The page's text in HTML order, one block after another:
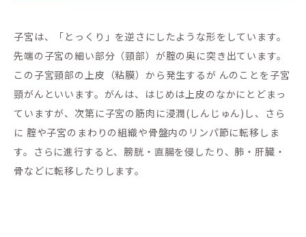
子宮は、「とっくり」を逆さにしたような形をしています。
先端の子宮の細い部分（頸部）が腟の奥に突き出ています。
この子宮頸部の上皮（粘膜）から発生するが んのことを子宮
頸がんといいます。がんは、はじめは上皮のなかにとどまっ
ていますが、次第に子宮の筋肉に浸潤(しんじゅん)し、さら
に 腟や子宮のまわりの組織や骨盤内のリンパ節に転移しま
す。さらに進行すると、膀胱・直腸を侵したり、肺・肝臓・
骨などに転移したりします。